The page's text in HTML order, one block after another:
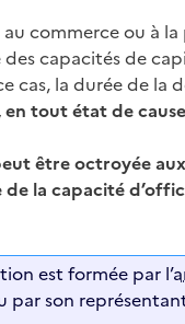
commerce ou à
des capacités de
cas, la durée de
tout état de
être octroyée
la capacité
est formée par l’
par son